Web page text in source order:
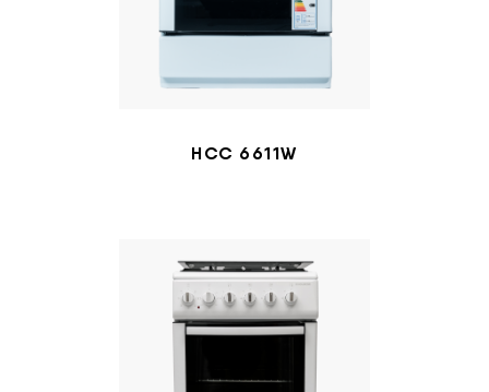
HCC 6611W